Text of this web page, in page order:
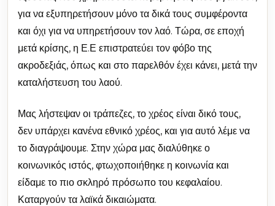
για να εξυπηρετήσουν μόνο τα δικά τους συμφέροντα
και όχι για να υπηρετήσουν τον λαό. Τώρα, σε εποχή
μετά κρίσης, η Ε.Ε επιστρατεύει τον φόβο της
ακροδεξιάς, όπως και στο παρελθόν έχει κάνει, μετά την
καταλήστευση του λαού.
Μας λήστεψαν οι τράπεζες, το χρέος είναι δικό τους,
δεν υπάρχει κανένα εθνικό χρέος, και για αυτό λέμε να
το διαγράψουμε. Στην χώρα μας διαλύθηκε ο
κοινωνικός ιστός, φτωχοποιήθηκε η κοινωνία και
είδαμε το πιο σκληρό πρόσωπο του κεφαλαίου.
Καταργούν τα λαϊκά δικαιώματα.